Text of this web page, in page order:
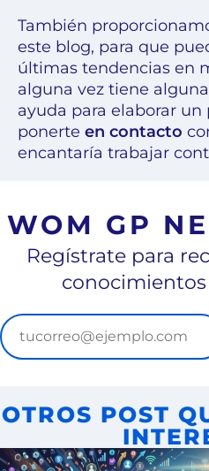
También
este blog, para que
últimas tendencias en
alguna vez tiene
ayuda para elaborar un
ponerte en contacto
encantaría trabajar
WOM GP
Regístrate para
OTROS POST